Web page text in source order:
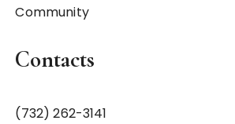
Community
Contacts
(732) 262-3141